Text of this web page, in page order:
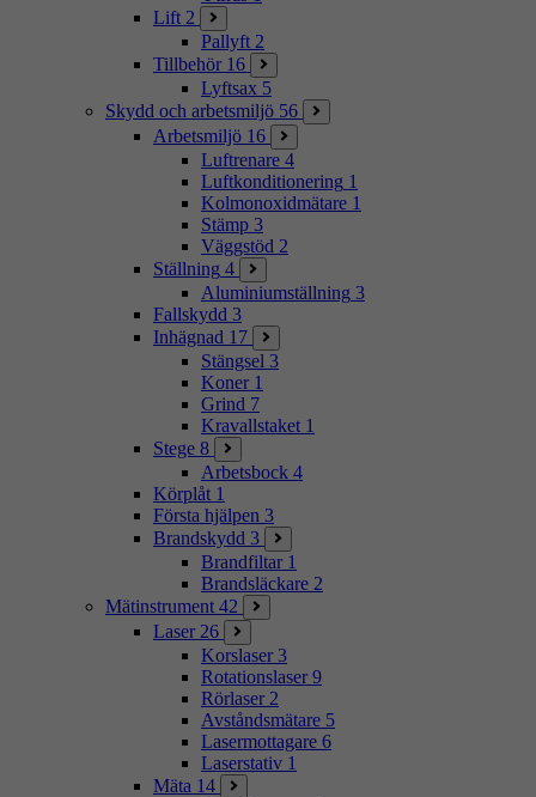
Lift 2
Pallyft 2
Tillbehör 16
Lyftsax 5
Skydd och arbetsmiljö 56
Arbetsmiljö 16
Luftrenare 4
Luftkonditionering 1
Kolmonoxidmätare 1
Stämp 3
Väggstöd 2
Ställning 4
Aluminiumställning 3
Fallskydd 3
Inhägnad 17
Stängsel 3
Koner 1
Grind 7
Kravallstaket 1
Stege 8
Arbetsbock 4
Körplåt 1
Första hjälpen 3
Brandskydd 3
Brandfiltar 1
Brandsläckare 2
Mätinstrument 42
Laser 26
Korslaser 3
Rotationslaser 9
Rörlaser 2
Avståndsmätare 5
Lasermottagare 6
Laserstativ 1
Mäta 14